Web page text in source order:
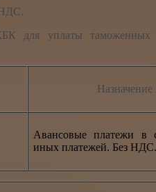
НДС.
для уплаты таможенных
Авансовые платежи в
иных платежей. Без НДС.